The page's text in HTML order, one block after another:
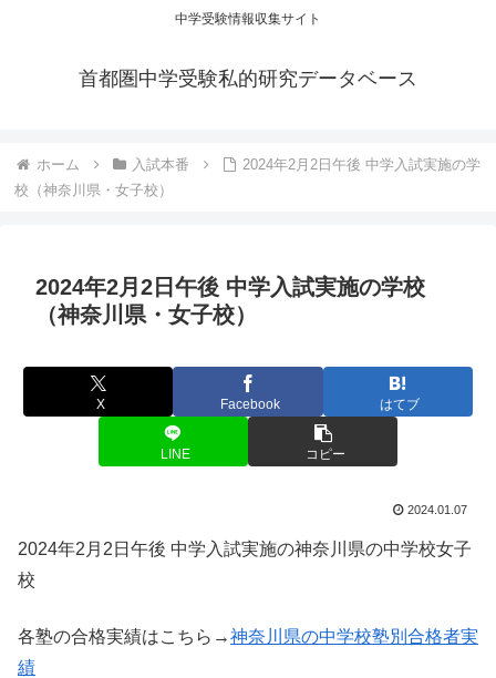
中学受験情報収集サイト
首都圏中学受験私的研究データベース
ホーム 入試本番
2024年2月2日午後 中学入試実施の学
校（神奈川県・女子校）
2024年2月2日午後 中学入試実施の学校
（神奈川県・女子校）
X Facebook はてブ
LINE コピー
2024.01.07
2024年2月2日午後 中学入試実施の神奈川県の中学校女子
校
各塾の合格実績はこちら→神奈川県の中学校塾別合格者実
績